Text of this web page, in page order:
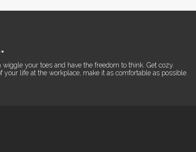
your toes and have the freedom to think. Get cozy.
life at the workplace, make it as comfortable as possible.